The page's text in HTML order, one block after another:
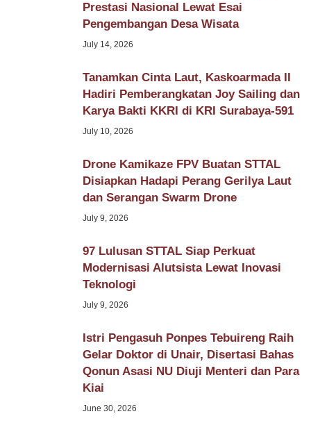
Prestasi Nasional Lewat Esai
Pengembangan Desa Wisata
July 14, 2026
Tanamkan Cinta Laut, Kaskoarmada II
Hadiri Pemberangkatan Joy Sailing dan
Karya Bakti KKRI di KRI Surabaya-591
July 10, 2026
Drone Kamikaze FPV Buatan STTAL
Disiapkan Hadapi Perang Gerilya Laut
dan Serangan Swarm Drone
July 9, 2026
97 Lulusan STTAL Siap Perkuat
Modernisasi Alutsista Lewat Inovasi
Teknologi
July 9, 2026
Istri Pengasuh Ponpes Tebuireng Raih
Gelar Doktor di Unair, Disertasi Bahas
Qonun Asasi NU Diuji Menteri dan Para
Kiai
June 30, 2026